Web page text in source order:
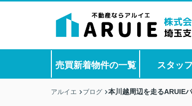
売買新着物件の一覧 スタッ
アルイエ ブログ 本川越周辺を走るARUIE